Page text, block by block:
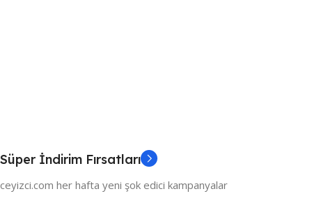
Süper İndirim Fırsatları
ceyizci.com her hafta yeni şok edici kampanyalar